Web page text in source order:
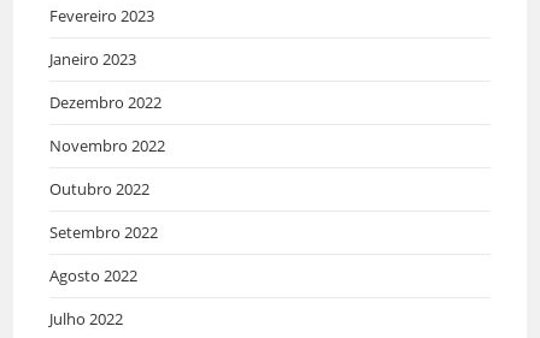
Fevereiro 2023
Janeiro 2023
Dezembro 2022
Novembro 2022
Outubro 2022
Setembro 2022
Agosto 2022
Julho 2022